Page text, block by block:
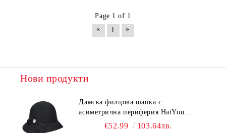
Page 1 of 1
«
1 »
Нови продукти
Дамска филцова шапка с
асиметрична периферия HatYou
CF0376 | Черен
€52.99 103.64лв.